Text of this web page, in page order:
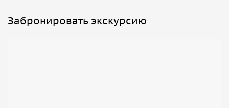
Забронировать экскурсию